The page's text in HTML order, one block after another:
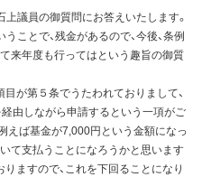
議員の御質問にお答えいたします。
とで、残金があるので、今後、条例
来年度も行ってはという趣旨の御質
が第５条でうたわれておりまして、
由しながら申請するという一項がご
えば基金が7,000円という金額になっ
て支払うことになろうかと思います
ますので、これを下回ることになり